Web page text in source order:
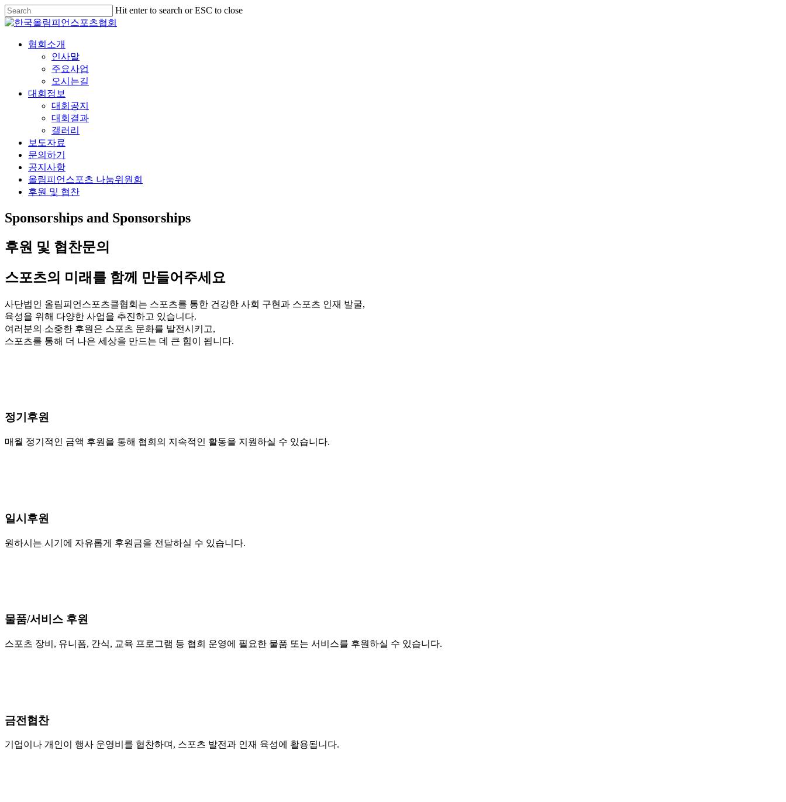
Skip
to
main
content
Hit enter to search or ESC to close
Close
협회소개
인사말
주요사업
오시는길
대회정보
대회공지
대회결과
갤러리
보도자료
문의하기
공지사항
올림피언스포츠 나눔위원회
후원 및 협찬
Sponsorships and Sponsorships
후원 및 협찬문의
스포츠의 미래를 함께 만들어주세요
사단법인 올림피언스포츠클협회는 스포츠를 통한 건강한 사회 구현과 스포츠 인재 발굴,
육성을 위해 다양한 사업을 추진하고 있습니다.
여러분의 소중한 후원은 스포츠 문화를 발전시키고,
스포츠를 통해 더 나은 세상을 만드는 데 큰 힘이 됩니다.
정기후원
매월 정기적인 금액 후원을 통해 협회의 지속적인 활동을 지원하실 수 있습니다.
일시후원
원하시는 시기에 자유롭게 후원금을 전달하실 수 있습니다.
물품/서비스 후원
스포츠 장비, 유니폼, 간식, 교육 프로그램 등 협회 운영에 필요한 물품 또는 서비스를 후원하실 수 있습니다.
금전협찬
기업이나 개인이 행사 운영비를 협찬하며, 스포츠 발전과 인재 육성에 활용됩니다.